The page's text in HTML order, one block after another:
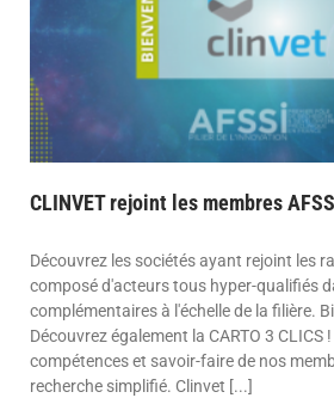
CLINVET rejoint les membres
Découvrez les sociétés ayant rejoint les
composé d'acteurs tous hyper-qualifiés
complémentaires à l'échelle de la filière.
Découvrez également la CARTO 3 CLICS
compétences et savoir-faire de nos
recherche simplifié. Clinvet [...]